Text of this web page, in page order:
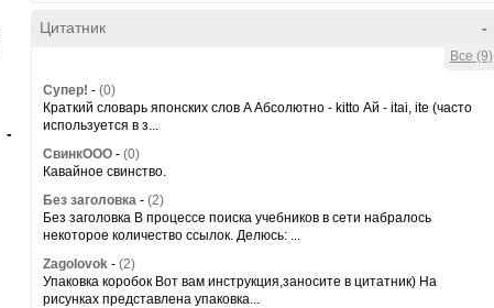
-
-
Цитатник
Все (9)
Супер! - (0)
Краткий словарь японских слов A Абсолютно - kitto Ай - itai, ite (часто
используется в з...
СвинкООО - (0)
Кавайное свинство.
Без заголовка - (2)
Без заголовка В процессе поиска учебников в сети набралось
некоторое количество ссылок. Делюсь: ...
Zagolovok - (2)
Упаковка коробок Вот вам инструкция,заносите в цитатник) На
рисунках представлена упаковка...